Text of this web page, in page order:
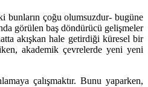
bunların çoğu olumsuzdur- bugüne
görülen baş döndürücü gelişmeler
akışkan hale getirdiği küresel bir
akademik çevrelerde yeni yeni
çalışmaktır. Bunu yaparken,